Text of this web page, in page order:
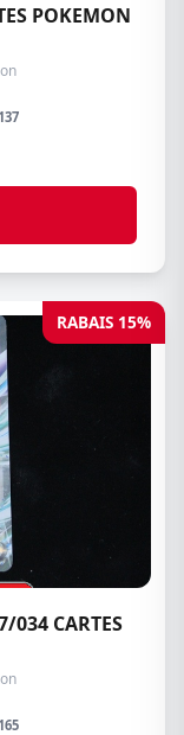
POKEMON
RABAIS 15%
034 CARTES